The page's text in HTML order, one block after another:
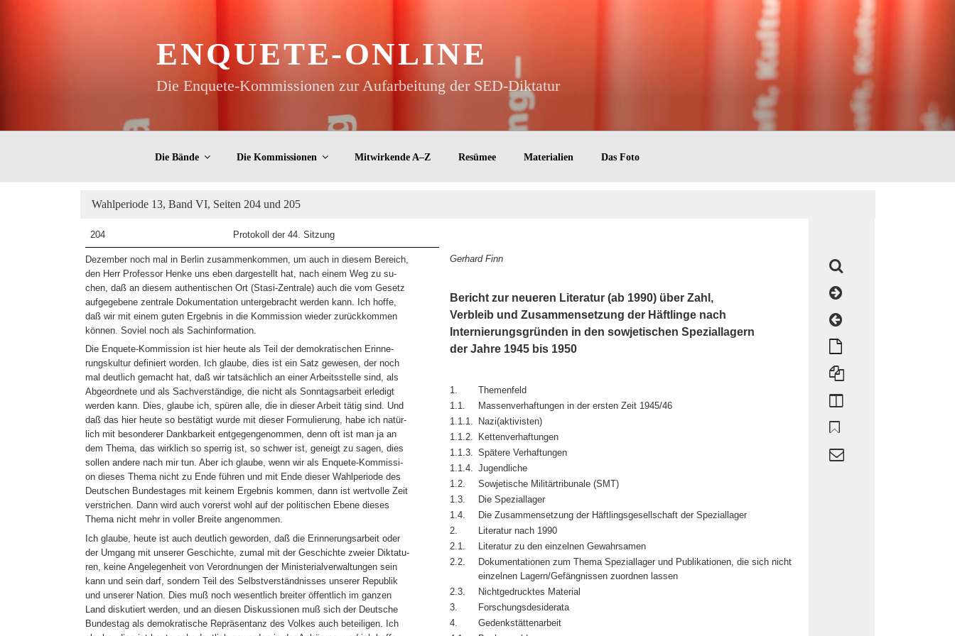
ENQUETE-ONLINE
Die Enquete-Kommissionen zur Aufarbeitung der SED-Diktatur
Die Bände Die Kommissionen Mitwirkende A–Z Resümee Materialien Das Foto
Wahlperiode 13, Band VI, Seiten 204 und 205
204 Protokoll der 44. Sitzung
Dezember noch mal in Berlin zusammenkommen, um auch in diesem Bereich,
den Herr Professor Henke uns eben dargestellt hat, nach einem Weg zu su-
chen, daß an diesem authentischen Ort (Stasi-Zentrale) auch die vom Gesetz
aufgegebene zentrale Dokumentation untergebracht werden kann. Ich hoffe,
daß wir mit einem guten Ergebnis in die Kommission wieder zurückkommen
können. Soviel noch als Sachinformation.
Die Enquete-Kommission ist hier heute als Teil der demokratischen Erinne-
rungskultur definiert worden. Ich glaube, dies ist ein Satz gewesen, der noch
mal deutlich gemacht hat, daß wir tatsächlich an einer Arbeitsstelle sind, als
Abgeordnete und als Sachverständige, die nicht als Sonntagsarbeit erledigt
werden kann. Dies, glaube ich, spüren alle, die in dieser Arbeit tätig sind. Und
daß das hier heute so bestätigt wurde mit dieser Formulierung, habe ich natür-
lich mit besonderer Dankbarkeit entgegengenommen, denn oft ist man ja an
dem Thema, das wirklich so sperrig ist, so schwer ist, geneigt zu sagen, dies
sollen andere nach mir tun. Aber ich glaube, wenn wir als Enquete-Kommissi-
on dieses Thema nicht zu Ende führen und mit Ende dieser Wahlperiode des
Deutschen Bundestages mit keinem Ergebnis kommen, dann ist wertvolle Zeit
verstrichen. Dann wird auch vorerst wohl auf der politischen Ebene dieses
Thema nicht mehr in voller Breite angenommen.
Ich glaube, heute ist auch deutlich geworden, daß die Erinnerungsarbeit oder
der Umgang mit unserer Geschichte, zumal mit der Geschichte zweier Diktatu-
ren, keine Angelegenheit von Verordnungen der Ministerialverwaltungen sein
kann und sein darf, sondern Teil des Selbstverständnisses unserer Republik
und unserer Nation. Dies muß noch wesentlich breiter öffentlich im ganzen
Land diskutiert werden, und an diesen Diskussionen muß sich der Deutsche
Bundestag als demokratische Repräsentanz des Volkes auch beteiligen. Ich
Gerhard Finn
Bericht zur neueren Literatur (ab 1990) über Zahl,
Verbleib und Zusammensetzung der Häftlinge nach
Internierungsgründen in den sowjetischen Speziallagern
der Jahre 1945 bis 1950
1.
Themenfeld
1.1.
Massenverhaftungen in der ersten Zeit 1945/46
1.1.1.
Nazi(aktivisten)
1.1.2.
Kettenverhaftungen
1.1.3.
Spätere Verhaftungen
1.1.4.
Jugendliche
1.2.
Sowjetische Militärtribunale (SMT)
1.3.
Die Speziallager
1.4.
Die Zusammensetzung der Häftlingsgesellschaft der Speziallager
2.
Literatur nach 1990
2.1.
Literatur zu den einzelnen Gewahrsamen
2.2.
Dokumentationen zum Thema Speziallager und Publikationen, die sich nicht
einzelnen Lagern/Gefängnissen zuordnen lassen
2.3.
Nichtgedrucktes Material
3.
Forschungsdesiderata
4.
Gedenkstättenarbeit